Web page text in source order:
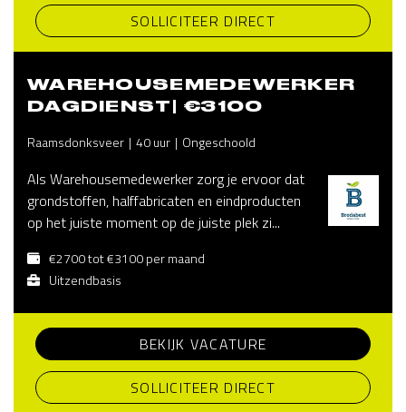
SOLLICITEER DIRECT
WAREHOUSEMEDEWERKER
DAGDIENST| €3100
Raamsdonksveer 40 uur Ongeschoold
Als Warehousemedewerker zorg je ervoor dat
grondstoffen, halffabricaten en eindproducten
op het juiste moment op de juiste plek zi...
€2700 tot €3100 per maand
Uitzendbasis
BEKIJK VACATURE
SOLLICITEER DIRECT